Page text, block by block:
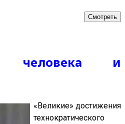
Смотреть
человека и
«Великие» достижения
технократического